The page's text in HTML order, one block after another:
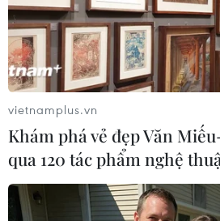
TIN LIÊN QUAN
vietnamplus.vn
Khám phá vẻ đẹp Văn
qua 120 tác phẩm nghệ